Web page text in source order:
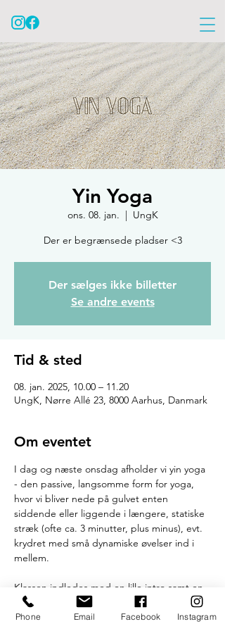
Yin Yoga
ons. 08. jan.
  |
UngK
Der er begrænsede pladser <3
Der sælges ikke billetter
Se andre events
Tid & sted
08. jan. 2025, 10.00 – 11.20
UngK, Nørre Allé 23, 8000 Aarhus, Danmark
Om eventet
I dag og næste onsdag afholder vi yin yoga
- den passive, langsomme form for yoga,
hvor vi bliver nede på gulvet enten
siddende eller liggende i længere, statiske
stræk (ofte ca. 3 minutter, plus minus), evt.
krydret med små dynamiske øvelser ind i
mellem.
Klassen indledes med en lille intro samt en
kort meditativ øvelse og afsluttes med en
kropsafspænding.
Phone Email Facebook Instagram